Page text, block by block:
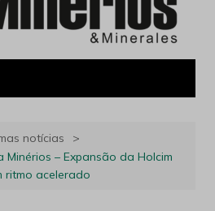
notícias
– Expansão da Holcim
ritmo acelerado